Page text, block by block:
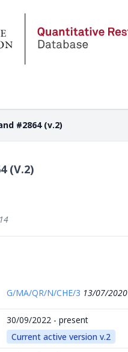
#2864 (v.2)
(V.2)
G/MA/QR/N/CHE/3 13/07/2020
30/09/2022 - present
Current active version v.2